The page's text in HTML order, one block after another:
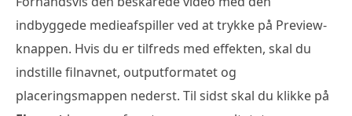
indbyggede medieafspiller ved at trykke på Preview-
knappen. Hvis du er tilfreds med effekten, skal du
indstille filnavnet, outputformatet og
placeringsmappen nederst. Til sidst skal du klikke på